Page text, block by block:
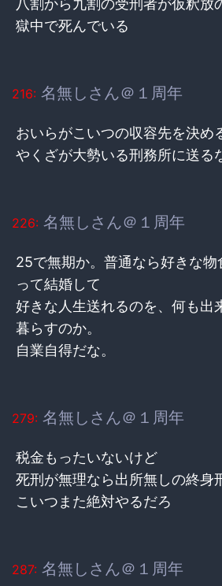
獄中で死んでいる
216: 名無しさん＠１周年
おいらがこいつの収容先を決め
やくざが大勢いる刑務所に送る
226: 名無しさん＠１周年
25で無期か。普通なら好きな
って結婚して
好きな人生送れるのを、何も出
暮らすのか。
自業自得だな。
279: 名無しさん＠１周年
税金もったいないけど
死刑が無理なら出所無しの終身
こいつまた絶対やるだろ
287: 名無しさん＠１周年